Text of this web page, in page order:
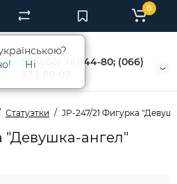
(050) 761-44-80; (066)
0
Статуэтки JP-247/21 Фигурка
"Девушка-ангел"
Ні